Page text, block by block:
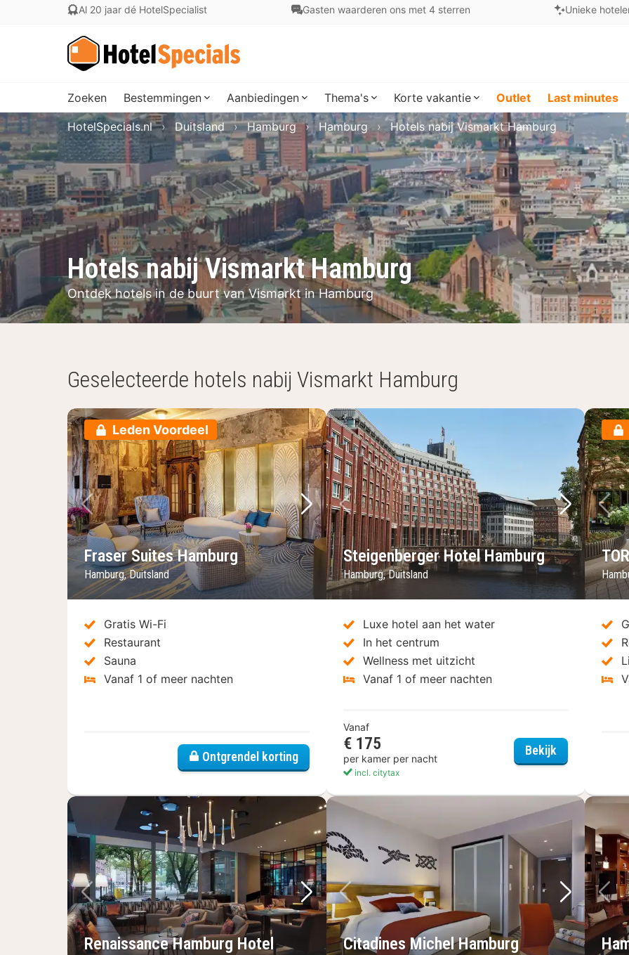
Al 20 jaar dé HotelSpecialist Gasten waarderen ons met 4 sterren Unieke
Zoeken Bestemmingen Aanbiedingen Thema's Korte vakantie Outlet Last minutes
Hotels nabij Vismarkt Hamburg
Ontdek hotels in de buurt van Vismarkt in Hamburg
HotelSpecials.nl Duitsland Hamburg Hamburg Hotels nabij Vismarkt Hamburg
Geselecteerde hotels nabij Vismarkt Hamburg
Leden Voordeel
Vorige foto
Volgende foto
Fraser Suites Hamburg
Hamburg, Duitsland
Gratis Wi-Fi
Restaurant
Sauna
Vanaf 1 of meer nachten
Ontgrendel korting
Vorige foto
Volgende
Steigenberger Hotel Hamburg
Hamburg, Duitsland
Luxe hotel aan het water
In het centrum
Wellness met uitzicht
Vanaf 1 of meer nachten
Vanaf
€ 175
per kamer per nacht
incl. citytax
Bekijk
Vorige foto
Volgende foto
Renaissance Hamburg Hotel
Vorige foto
Volgende
Citadines Michel Hamburg